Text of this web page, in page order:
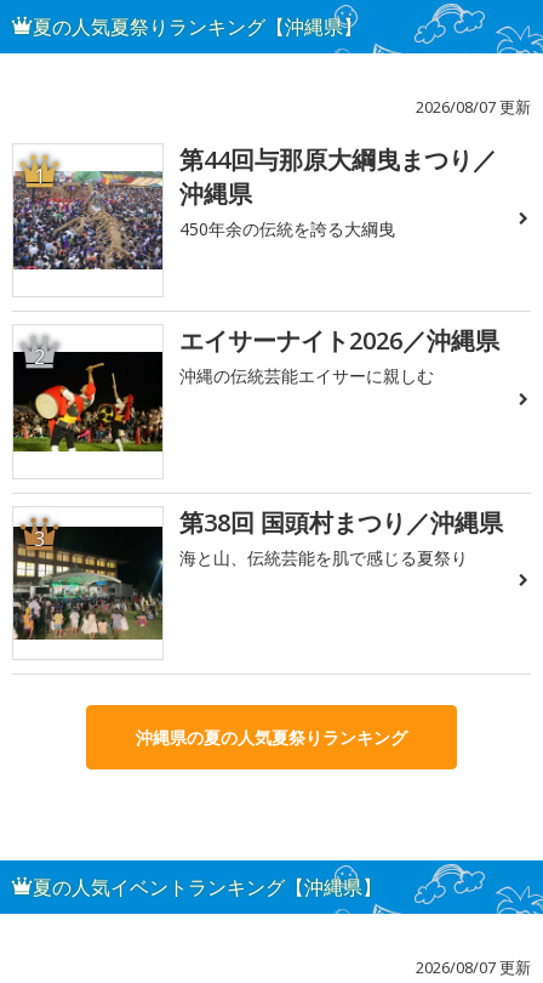
夏の人気夏祭りランキング【沖縄県】
2026/08/07 更新
1
第44回与那原大綱曳まつり／
沖縄県
450年余の伝統を誇る大綱曳
2 エイサーナイト2026／沖縄県
沖縄の伝統芸能エイサーに親しむ
3 第38回 国頭村まつり／沖縄県
海と山、伝統芸能を肌で感じる夏祭り
沖縄県の夏の人気夏祭りランキング
夏の人気イベントランキング【沖縄県】
2026/08/07 更新